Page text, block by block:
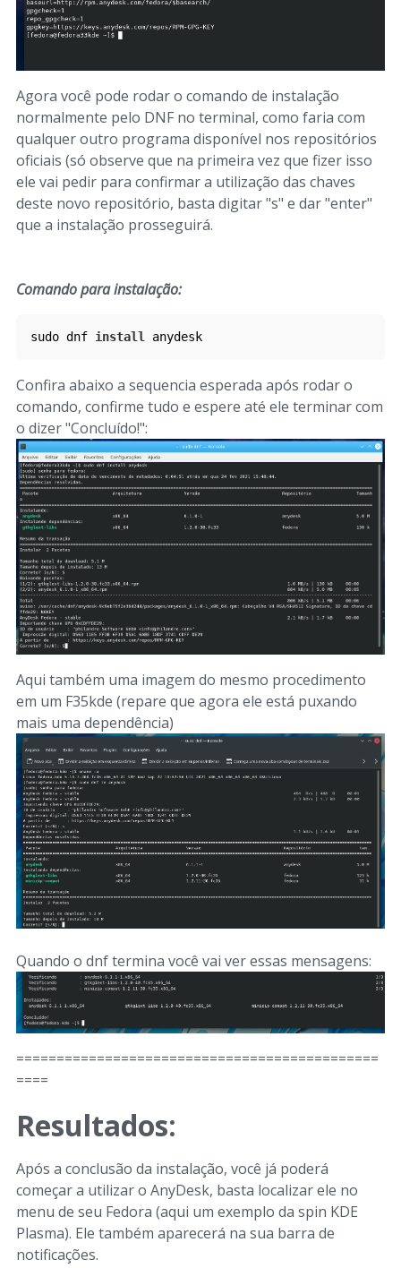
Agora você pode rodar o comando de instalação
normalmente pelo DNF no terminal, como faria com
qualquer outro programa disponível nos repositórios
oficiais (só observe que na primeira vez que fizer isso
ele vai pedir para confirmar a utilização das chaves
deste novo repositório, basta digitar "s" e dar "enter"
que a instalação prosseguirá.
Comando para instalação:
sudo dnf install anydesk
Confira abaixo a sequencia esperada após rodar o
comando, confirme tudo e espere até ele terminar com
o dizer "Concluído!":
Aqui também uma imagem do mesmo procedimento
em um F35kde (repare que agora ele está puxando
mais uma dependência)
Quando o dnf termina você vai ver essas mensagens:
=============================================
====
Resultados:
Após a conclusão da instalação, você já poderá
começar a utilizar o AnyDesk, basta localizar ele no
menu de seu Fedora (aqui um exemplo da spin KDE
Plasma). Ele também aparecerá na sua barra de
notificações.